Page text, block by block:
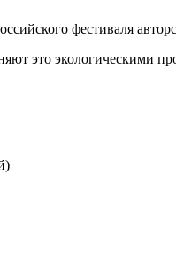
фестиваля
это экологическими